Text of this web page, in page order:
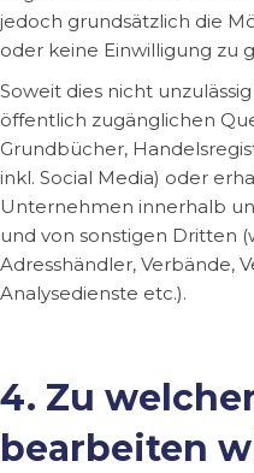
jedoch grundsätzlich die
oder keine Einwilligung zu
Soweit dies nicht
öffentlich zugänglichen
Grundbücher,
inkl. Social Media) oder
Unternehmen innerhalb
und von sonstigen Dritten
Adresshändler, Verbände,
Analysedienste etc.).
4. Zu
bearbeiten